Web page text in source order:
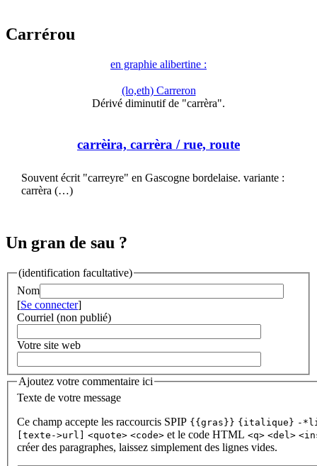
Carrérou
en graphie alibertine :
(lo,eth) Carreron
Dérivé diminutif de "carrèra".
carrèira, carrèra / rue, route
Souvent écrit "carreyre" en Gascogne bordelaise. variante :
carrèra (…)
Un gran de sau ?
(identification facultative)
Nom
[Se connecter]
Courriel (non publié)
Votre site web
Ajoutez votre commentaire ici
Texte de votre message
Ce champ accepte les raccourcis SPIP {{gras}} {italique} -
[texte->url]
<quote> <code> et le code HTML <q> <del>
créer des paragraphes, laissez simplement des lignes vides.